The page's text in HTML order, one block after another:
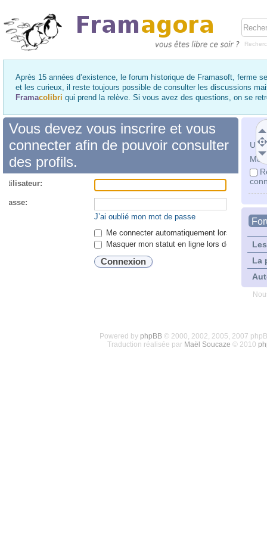
Après 15 années d’existence, le forum historique de Framasoft, ferme
et les curieux, il reste toujours possible de consulter les discussions
Framacolibri qui prend la relève. Si vous avez des questions, on se
Mot
La
Vous devez vous inscrire et vous
connecter afin de pouvoir consulter
des profils.
passe:
J’ai oublié mon mot de passe
Me connecter automatiquement lors de
Masquer mon statut en ligne lors de cette
Powered by phpBB© 2000, 2002, 2005, 2007
Traduction réalisée par Maël Soucaze © 2010